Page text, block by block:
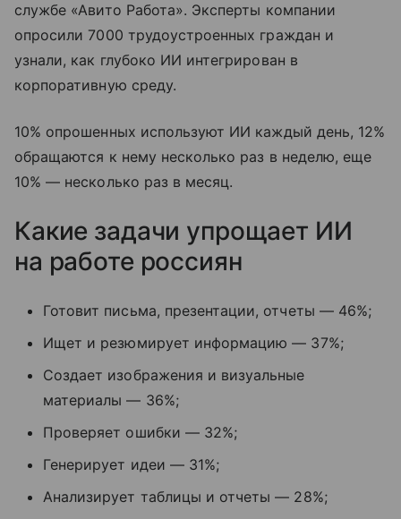
службе «Авито Работа». Эксперты компании
опросили 7000 трудоустроенных граждан и
узнали, как глубоко ИИ интегрирован в
корпоративную среду.
10% опрошенных используют ИИ каждый день, 12%
обращаются к нему несколько раз в неделю, еще
10% — несколько раз в месяц.
Какие задачи упрощает ИИ
на работе россиян
Готовит письма, презентации, отчеты — 46%;
Ищет и резюмирует информацию — 37%;
Создает изображения и визуальные
материалы — 36%;
Проверяет ошибки — 32%;
Генерирует идеи — 31%;
Анализирует таблицы и отчеты — 28%;